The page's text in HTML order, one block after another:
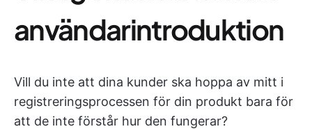
användarintroduktion
Vill du inte att dina kunder ska hoppa av mitt i
registreringsprocessen för din produkt bara för
att de inte förstår hur den fungerar?